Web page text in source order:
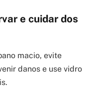
e cuidar dos
macio, evite
danos e use vidro